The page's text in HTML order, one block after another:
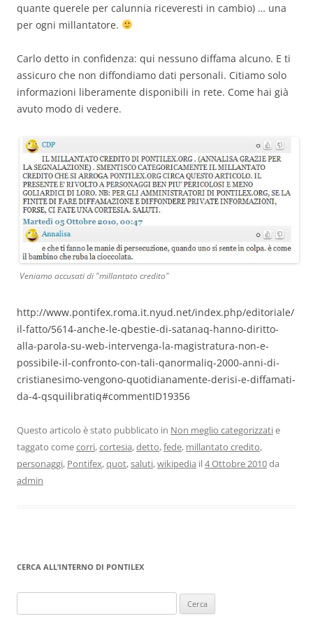
quante querele per calunnia riceveresti in cambio) … una
per ogni millantatore.
Carlo detto in confidenza: qui nessuno diffama alcuno. E ti
assicuro che non diffondiamo dati personali. Citiamo solo
informazioni liberamente disponibili in rete. Come hai già
avuto modo di vedere.
Veniamo accusati di "millantato credito"
http://www.pontifex.roma.it.nyud.net/index.php/editoriale/
il-fatto/5614-anche-le-qbestie-di-satanaq-hanno-diritto-
alla-parola-su-web-intervenga-la-magistratura-non-e-
possibile-il-confronto-con-tali-qanormaliq-2000-anni-di-
cristianesimo-vengono-quotidianamente-derisi-e-diffamati-
da-4-qsquilibratiq#commentID19356
Questo articolo è stato pubblicato in Non meglio categorizzatie
taggato comecorri,cortesia,detto,fede, millantato credito,
personaggi, Pontifex,quot,saluti,wikipedia il4 Ottobre 2010da
admin
CERCA ALL’INTERNO DI PONTILEX
per: